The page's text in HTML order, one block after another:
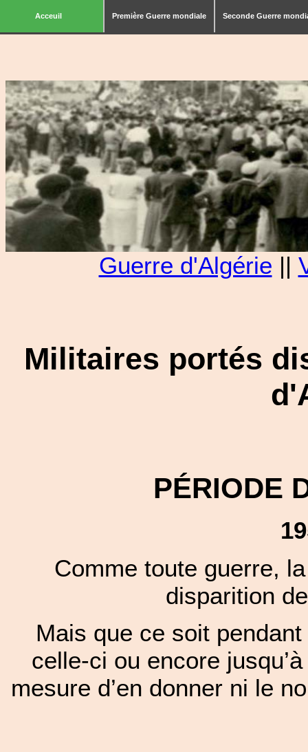
Acceuil Première Guerre mondiale Seconde Guerre
Guerre d'Algérie ||
Militaires portés
PÉRIODE
Comme toute guerre,
disparition
Mais que ce soit
celle-ci ou encore
mesure d’en donner ni le